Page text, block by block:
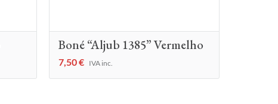
Boné “Aljub 1385” Vermelho
7,50€ IVA inc.